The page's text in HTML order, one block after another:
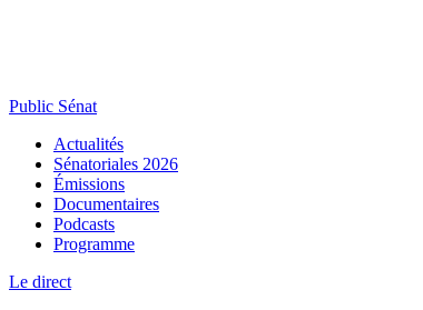
Public Sénat
Actualités
Sénatoriales 2026
Émissions
Documentaires
Podcasts
Programme
Le direct